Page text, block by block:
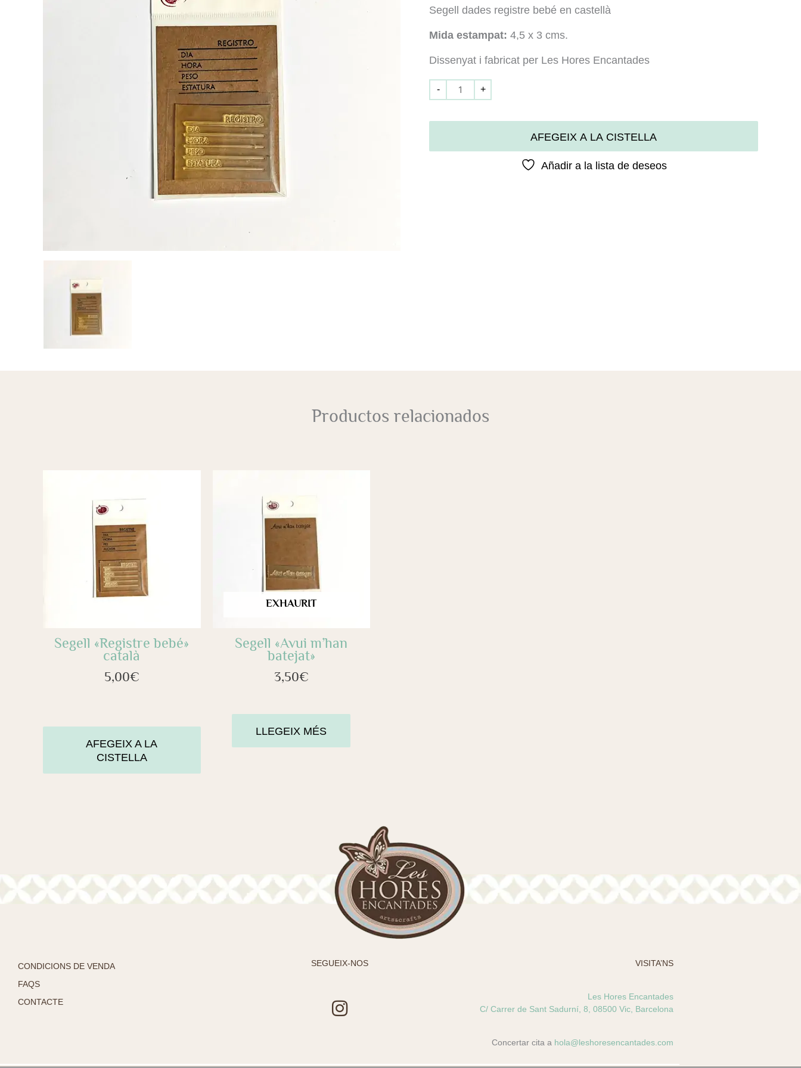
Segell dades registre bebé en castellà
Mida estampat: 4,5 x 3 cms.
Dissenyat i fabricat per Les Hores Encantades
- +
AFEGEIX A LA CISTELLA
Añadir a la lista de deseos
Productos relacionados
Segell «Registre bebé»
català
5,00€
AFEGEIX A LA
CISTELLA
EXHAURIT
Segell «Avui m’han
batejat»
3,50€
LLEGEIX MÉS
CONDICIONS DE VENDA
FAQS
CONTACTE
SEGUEIX-NOS
I
n
VISITA’NS
Les Hores Encantades
C/ Carrer de Sant Sadurní, 8, 08500 Vic, Barcelona
Concertar cita a hola@leshoresencantades.com